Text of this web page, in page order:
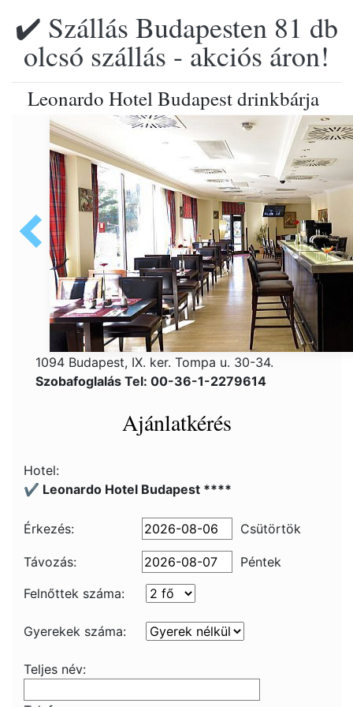
✔️ Szállás Budapesten 81 db
olcsó szállás - akciós áron!
Leonardo Hotel Budapest drinkbárja
1094 Budapest, IX. ker. Tompa u. 30-34.
Szobafoglalás Tel: 00-36-1-2279614
Ajánlatkérés
Hotel:
✔️ Leonardo Hotel Budapest ****
Érkezés: Csütörtök
Távozás:
Péntek
Felnőttek száma:
Gyerekek száma:
Teljes név: